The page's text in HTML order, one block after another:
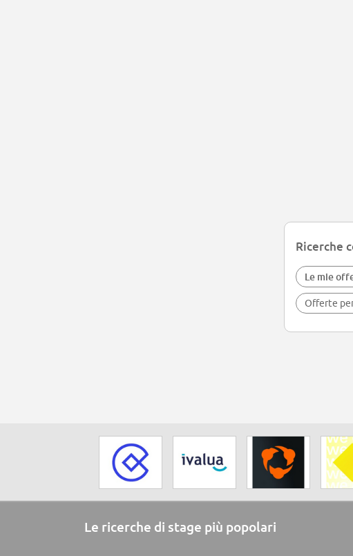
Ricerche
Le mie
Offerte
Le ricerche di stage più popolari